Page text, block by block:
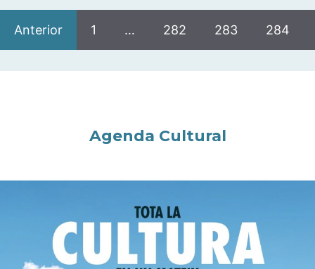
Anterior 1 … 282 283 284
Agenda Cultural